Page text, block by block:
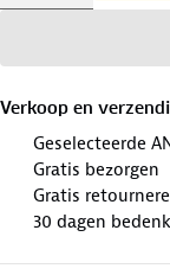
Verkoop en
Geselecteerde
Gratis bezorgen
Gratis
30 dagen